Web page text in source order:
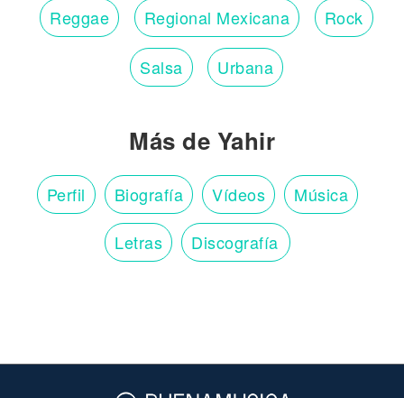
Reggae Regional Mexicana Rock
Salsa Urbana
Más de Yahir
Perfil Biografía Vídeos Música
Letras Discografía